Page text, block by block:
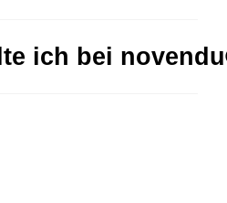
ich bei